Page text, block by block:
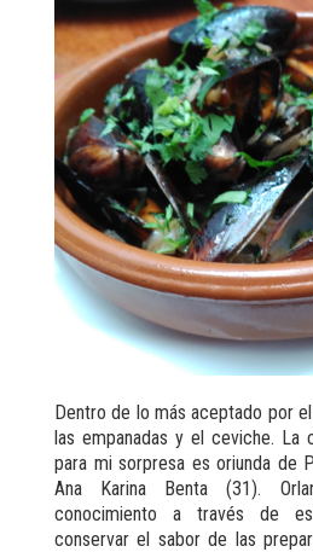
Dentro de lo más aceptado por
las empanadas y el ceviche. La
para mi sorpresa es oriunda de
Ana Karina Benta (31).
conocimiento a través de
conservar el sabor de las